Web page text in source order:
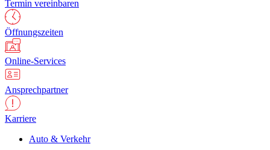
Termin vereinbaren
Öffnungszeiten
Online-Services
Ansprechpartner
Karriere
Auto & Verkehr